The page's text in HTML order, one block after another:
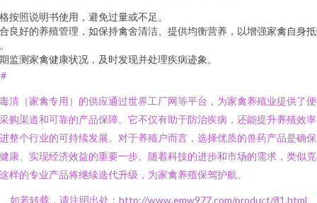
按照说明书使用，避免过量或不足。
良好的养殖管理，如保持禽舍清洁、提供均衡营养，以增强家禽自身
监测家禽健康状况，及时发现并处理疾病迹象。
清（家禽专用）的供应通过世界工厂网等平台，为家禽养殖业提供了
购渠道和可靠的产品保障。它不仅有助于防治疾病，还能提升养殖效
整个行业的可持续发展。对于养殖户而言，选择优质的兽药产品是确
康、实现经济效益的重要一步。随着科技的进步和市场的需求，类似
样的专业产品将继续迭代升级，为家禽养殖保驾护航。
如若转载，请注明出处：http://www.emw977.com/product/81.html